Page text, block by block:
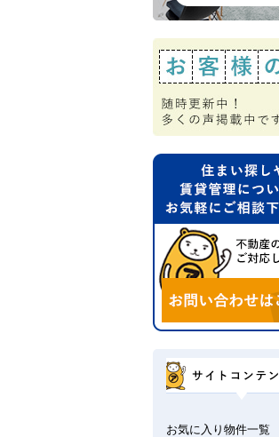
お気に入り物件一覧